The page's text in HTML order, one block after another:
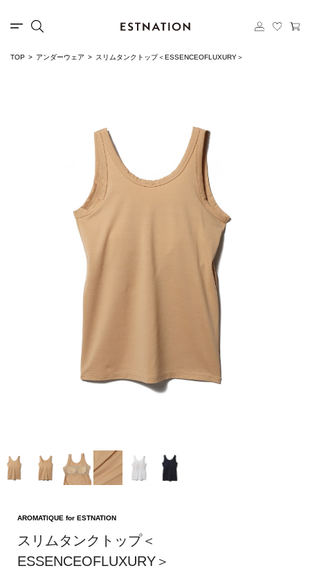
TOP アンダーウェア スリムタンクトップ＜ESSENCEOFLUXURY＞
AROMATIQUE for ESTNATION
スリムタンクトップ＜
ESSENCEOFLUXURY＞